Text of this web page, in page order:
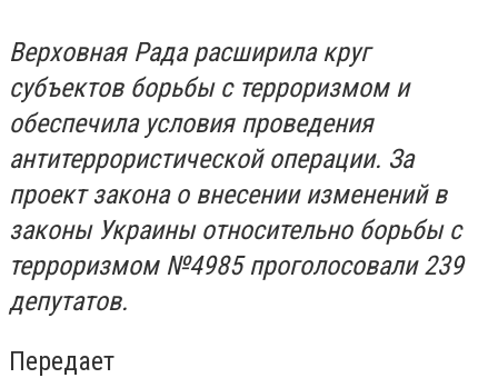
Верховная Рада расширила круг
субъектов борьбы с терроризмом и
обеспечила условия проведения
антитеррористической операции. За
проект закона о внесении изменений в
законы Украины относительно борьбы с
терроризмом №4985 проголосовали 239
депутатов.
Передает